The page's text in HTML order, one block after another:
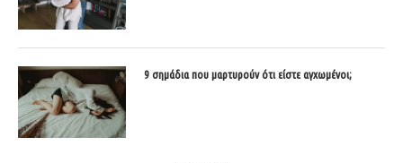
9 σημάδια που μαρτυρούν ότι είστε αγχωμένοι;